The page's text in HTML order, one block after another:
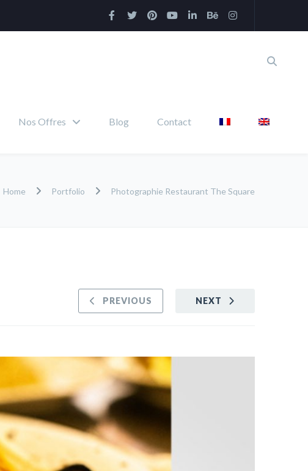
Nos Offres Blog Contact
Home Portfolio Photographie Restaurant The Square
NEXT
PREVIOUS